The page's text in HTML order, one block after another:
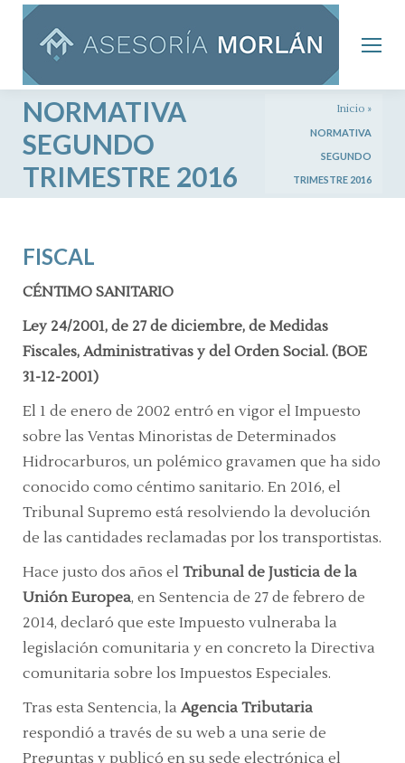
NORMATIVA
SEGUNDO
TRIMESTRE 2016
Inicio »
NORMATIVA
SEGUNDO
TRIMESTRE 2016
FISCAL
CÉNTIMO SANITARIO
Ley 24/2001, de 27 de diciembre, de Medidas
Fiscales, Administrativas y del Orden Social. (BOE
31-12-2001)
El 1 de enero de 2002 entró en vigor el Impuesto
sobre las Ventas Minoristas de Determinados
Hidrocarburos, un polémico gravamen que ha sido
conocido como céntimo sanitario. En 2016, el
Tribunal Supremo está resolviendo la devolución
de las cantidades reclamadas por los transportistas.
Hace justo dos años el Tribunal de Justicia de la
Unión Europea, en Sentencia de 27 de febrero de
2014, declaró que este Impuesto vulneraba la
legislación comunitaria y en concreto la Directiva
comunitaria sobre los Impuestos Especiales.
Tras esta Sentencia, la Agencia Tributaria
respondió a través de su web a una serie de
Preguntas y publicó en su sede electrónica el